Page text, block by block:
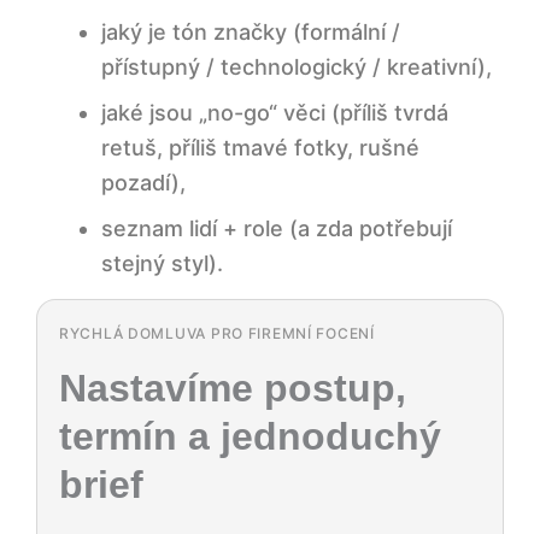
jaký je tón značky (formální /
přístupný / technologický / kreativní),
jaké jsou „no-go“ věci (příliš tvrdá
retuš, příliš tmavé fotky, rušné
pozadí),
seznam lidí + role (a zda potřebují
stejný styl).
RYCHLÁ DOMLUVA PRO FIREMNÍ FOCENÍ
Nastavíme postup,
termín a jednoduchý
brief